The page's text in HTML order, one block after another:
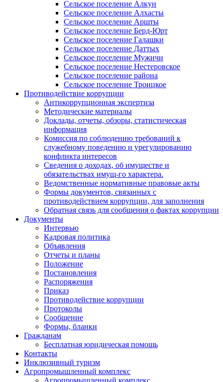
Сельское поселение Алкун
Сельское поселение Алхасты
Сельское поселение Аршты
Сельское поселение Берд-Юрт
Сельское поселение Галашки
Сельское поселение Даттых
Сельское поселение Мужичи
Сельское поселение Нестеровское
Сельское поселение района
Сельское поселение Троицкое
Противодействие коррупции
Антикоррупционная экспертиза
Методические материалы
Доклады, отчеты, обзоры, статистическая
информация
Комиссия по соблюдению требований к
служебному поведению и урегулированию
конфликта интересов
Сведения о доходах, об имуществе и
обязательствах имущ-го характера.
Ведомственные нормативные правовые акты
Формы документов, связанных с
противодействием коррупции, для заполнения
Обратная связь для сообщения о фактах коррупции
Документы
Интервью
Кадровая политика
Объявления
Отчеты и планы
Положение
Постановления
Распоряжения
Приказ
Противодействие коррупции
Протоколы
Сообщение
Формы, бланки
Гражданам
Бесплатная юридическая помощь
Контакты
Инклюзивный туризм
Агропромышленный комплекс
Агропромышленный комплекс